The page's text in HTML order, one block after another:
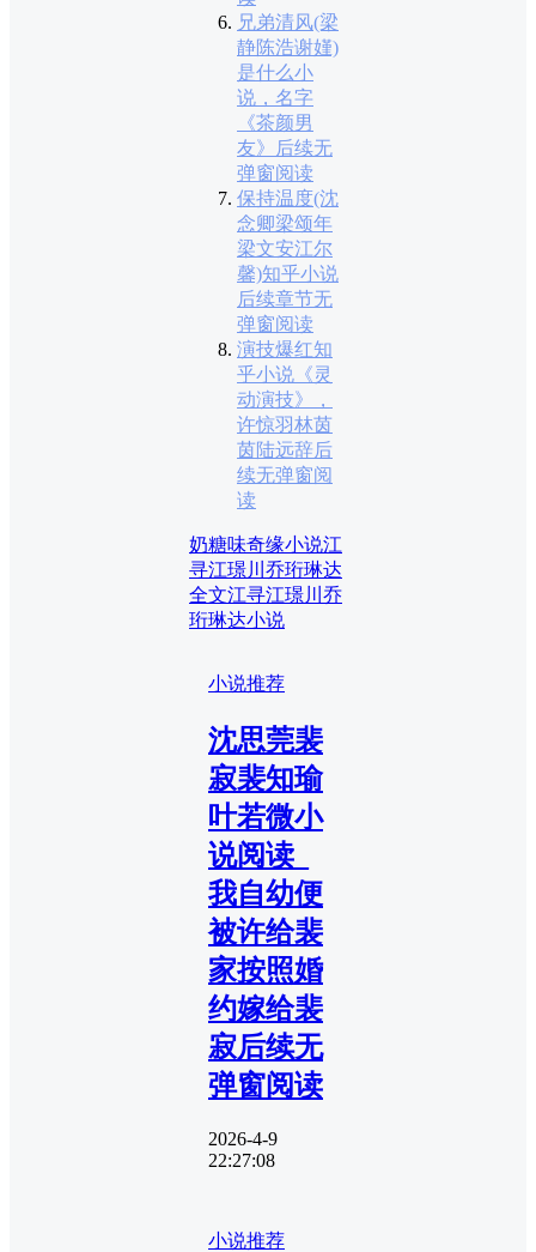
兄弟清风(梁
静陈浩谢嫤)
是什么小
说，名字
《茶颜男
友》后续无
弹窗阅读
保持温度(沈
念卿梁颂年
梁文安江尔
馨)知乎小说
后续章节无
弹窗阅读
演技爆红知
乎小说《灵
动演技》，
许惊羽林茵
茵陆远辞后
续无弹窗阅
读
奶糖味奇缘小说江
寻江璟川乔珩琳达
全文江寻江璟川乔
珩琳达小说
小说推荐
沈思莞裴
寂裴知瑜
叶若微小
说阅读_
我自幼便
被许给裴
家按照婚
约嫁给裴
寂后续无
弹窗阅读
2026-4-9
22:27:08
小说推荐